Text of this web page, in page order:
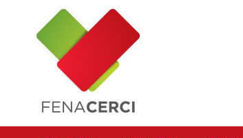
Skip to main content